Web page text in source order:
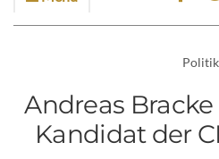
Politik
Andreas
Kandidat der